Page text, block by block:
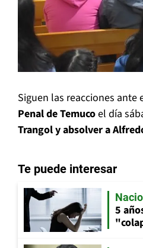
Siguen las reacciones
Penal de Temucoel día
Trangol y absolver a
Te puede interesar
5